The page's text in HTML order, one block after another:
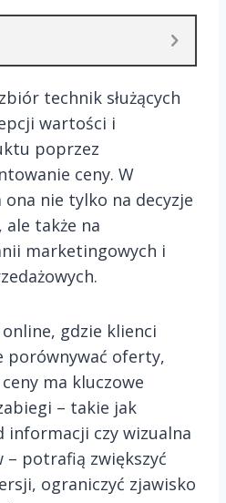
technik służących
wartości i
poprzez
ceny. W
ona nie tylko na decyzje
także na
marketingowych i
gdzie klienci
porównywać oferty,
ma kluczowe
– takie jak
informacji czy wizualna
– potrafią zwiększyć
ograniczyć zjawisko